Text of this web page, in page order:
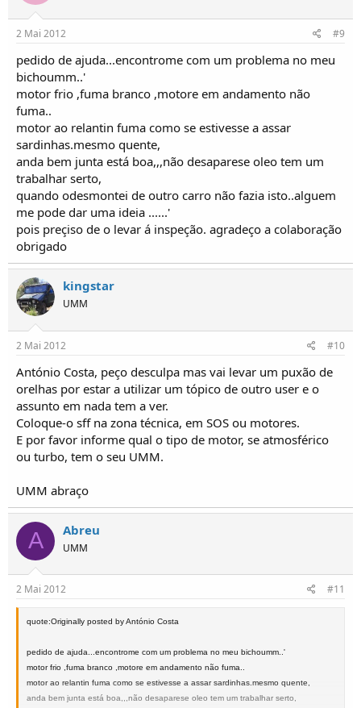
2 Mai 2012 #9
pedido de ajuda...encontrome com um problema no meu
bichoumm..'
motor frio ,fuma branco ,motore em andamento não
fuma..
motor ao relantin fuma como se estivesse a assar
sardinhas.mesmo quente,
anda bem junta está boa,,,não desaparese oleo tem um
trabalhar serto,
quando odesmontei de outro carro não fazia isto..alguem
me pode dar uma ideia ......'
pois preçiso de o levar á inspeção. agradeço a colaboração
obrigado
kingstar
UMM
2 Mai 2012 #10
António Costa, peço desculpa mas vai levar um puxão de
orelhas por estar a utilizar um tópico de outro user e o
assunto em nada tem a ver.
Coloque-o sff na zona técnica, em SOS ou motores.
E por favor informe qual o tipo de motor, se atmosférico
ou turbo, tem o seu UMM.
UMM abraço
A Abreu
UMM
2 Mai 2012 #11
quote:Originally posted by António Costa
pedido de ajuda...encontrome com um problema no meu bichoumm..'
motor frio ,fuma branco ,motore em andamento não fuma..
motor ao relantin fuma como se estivesse a assar sardinhas.mesmo quente,
anda bem junta está boa,,,não desaparese oleo tem um trabalhar serto,